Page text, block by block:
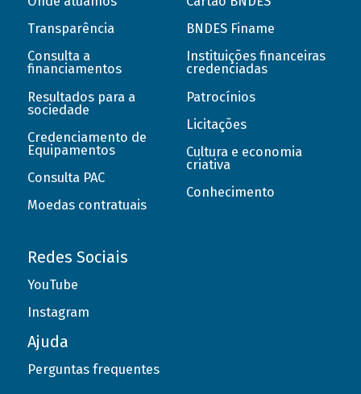
Transparência
Consulta a
financiamentos
Resultados para a
sociedade
Credenciamento de
Equipamentos
Consulta PAC
Moedas contratuais
BNDES Finame
Instituições financeiras
credenciadas
Patrocínios
Licitações
Cultura e economia
criativa
Conhecimento
Redes Sociais
YouTube
Instagram
Ajuda
Perguntas frequentes